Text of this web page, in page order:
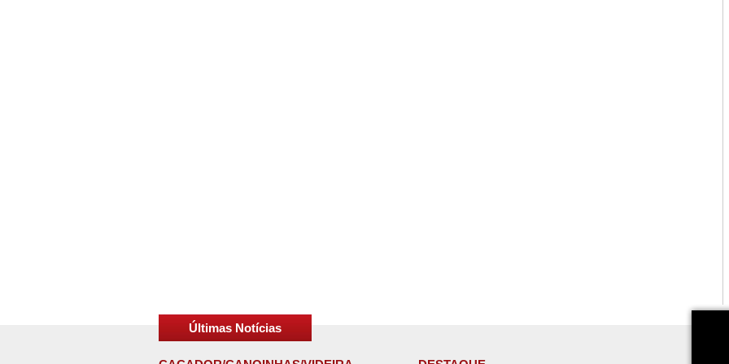
Últimas Notícias